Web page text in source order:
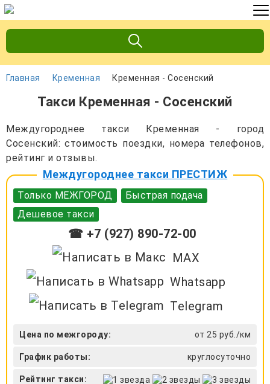
Главная Кременная Кременная - Сосенский
Такси Кременная - Сосенский
Междугороднее такси Кременная - город
Сосенский: стоимость поездки, номера телефонов,
рейтинг и отзывы.
Междугороднее такси ПРЕСТИЖ
Только МЕЖГОРОД
Быстрая подача
Дешевое такси
☎ +7 (927) 890-72-00
MAX
Whatsapp
Telegram
Цена по межгороду: от 25 руб./км
График работы: круглосуточно
Рейтинг такси: